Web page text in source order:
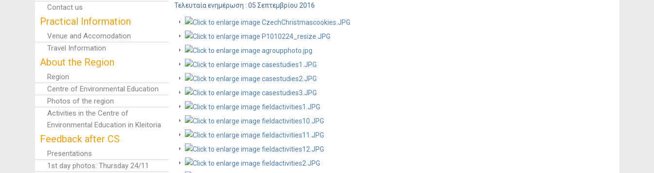
Contact us
Practical Information
Venue and Accomodation
Travel Information
About the Region
Region
Centre of Environmental Education
Photos of the region
Activities in the Centre of
Environmental Education in Kleitoria
Feedback after CS
Presentations
1st day photos: Thursday 24/11
Τελευταία ενημέρωση : 05 Σεπτεμβρίου 2016